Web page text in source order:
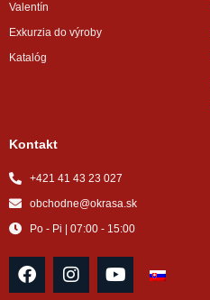
Valentín
Exkurzia do výroby
Katalóg
Kontakt
+421 41 43 23 027
obchodne@okrasa.sk
Po - Pi | 07:00 - 15:00
F
a
I
n
Y
o